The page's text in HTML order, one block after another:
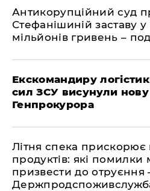
Антикорупційний суд
Стефанішиній заставу у
мільйонів гривень –
Екскомандиру
сил ЗСУ висунули нову
Генпрокурора
Літня спека прискорює
продуктів: які помилки
призвести до отруєння